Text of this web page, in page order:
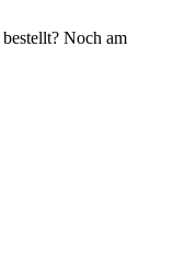
bestellt? Noch am